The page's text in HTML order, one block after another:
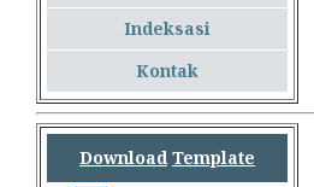
Indeksasi
Kontak
Download Template